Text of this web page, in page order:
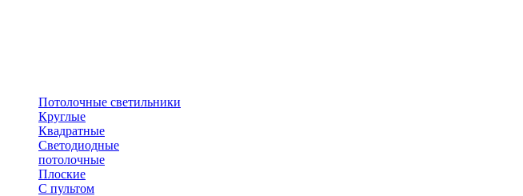
Потолочные светильники
Круглые
Квадратные
Светодиодные
потолочные
Плоские
С пультом